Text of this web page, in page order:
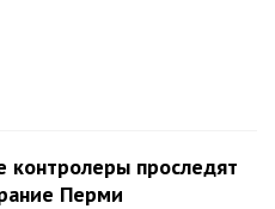
проследят
Перми